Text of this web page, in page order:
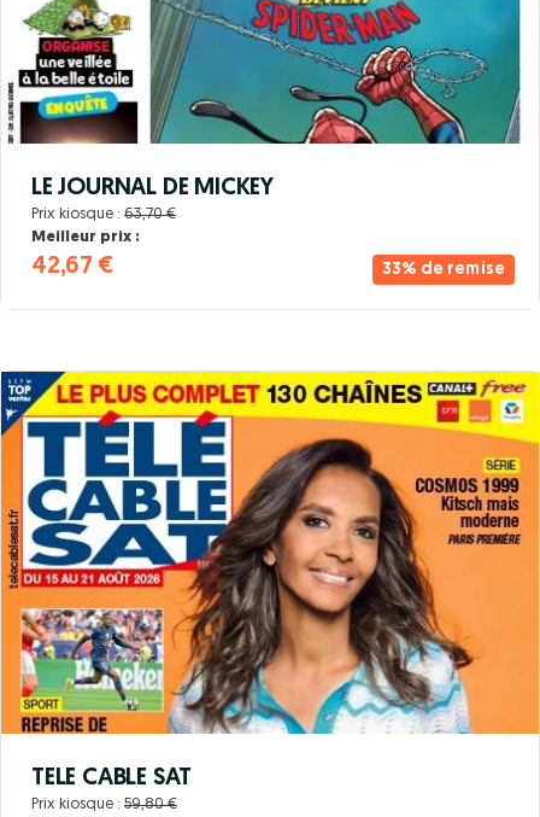
33% de remise
LE JOURNAL DE MICKEY
Prix kiosque : 63,70 €
Meilleur prix :
42,67 €
TELE CABLE SAT
Prix kiosque : 59,80 €